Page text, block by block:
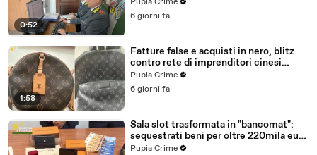
0:52
6 giorni fa
1:58
Fatture false e acquisti in nero, blitz
contro rete di imprenditori cinesi
sequestri per 8,5 milioni (29.07.26)
Pupia Crime
6 giorni fa
Sala slot trasformata in "bancomat":
sequestrati beni per oltre 220mila euro
a due coniugi (29.07.26)
Pupia Crime